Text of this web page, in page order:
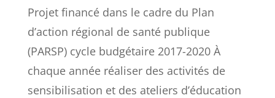
Projet financé dans le cadre du Plan
d’action régional de santé publique
(PARSP) cycle budgétaire 2017-2020 À
chaque année réaliser des activités de
sensibilisation et des ateliers d’éducation